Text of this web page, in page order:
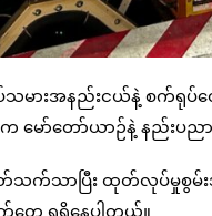
အနည်းငယ်နဲ့ စက်ရုပ်တွေကို
မော်တော်ယာဉ်နဲ့ နည်းပည
သာပြီး ထုတ်လုပ်မှုစွမ်းအ
က်တွေ ရရှိနေပါတယ်။